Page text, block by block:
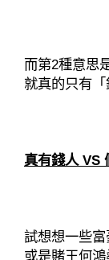
而第2種意思
就真的只有
真有錢人 VS
試想想一些
或是賭王何